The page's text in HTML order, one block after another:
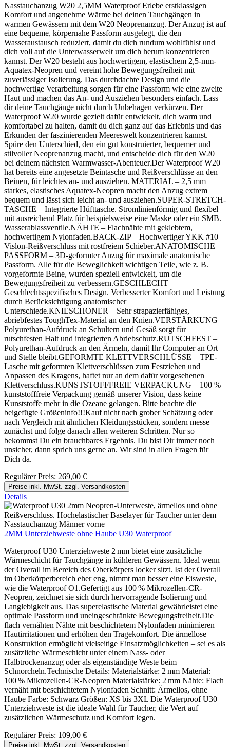
Nasstauchanzug W20 2,5MM Waterproof Erlebe erstklassigen
Komfort und angenehme Wärme bei deinen Tauchgängen in
warmen Gewässern mit dem W20 Neoprenanzug. Der Anzug ist auf
eine bequeme, körpernahe Passform ausgelegt, die den
Wasseraustausch reduziert, damit du dich rundum wohlfühlst und
dich voll auf die Unterwasserwelt um dich herum konzentrieren
kannst. Der W20 besteht aus hochwertigem, elastischem 2,5-mm-
Aquatex-Neopren und vereint hohe Bewegungsfreiheit mit
zuverlässiger Isolierung. Das durchdachte Design und die
hochwertige Verarbeitung sorgen für eine Passform wie eine zweite
Haut und machen das An- und Ausziehen besonders einfach. Lass
dir deine Tauchgänge nicht durch Unbehagen verkürzen. Der
Waterproof W20 wurde gezielt dafür entwickelt, dich warm und
komfortabel zu halten, damit du dich ganz auf das Erlebnis und das
Erkunden der faszinierenden Meereswelt konzentrieren kannst.
Spüre den Unterschied, den ein gut konstruierter, bequemer und
stilvoller Neoprenanzug macht, und entscheide dich für den W20
bei deinem nächsten Warmwasser-Abenteuer.Der Waterproof W20
hat bereits eine angesetzte Beintasche und Reißverschlüsse an den
Beinen, für leichtes an- und ausziehen. MATERIAL – 2,5 mm
starkes, elastisches Aquatex-Neopren macht den Anzug extrem
bequem und lässt sich leicht an- und ausziehen.SUPER-STRETCH-
TASCHE – Integrierte Hüfttasche. Stromlinienförmig und flexibel
mit ausreichend Platz für beispielsweise eine Maske oder ein SMB.
Wasserablassventile.NÄHTE – Flachnähte mit geklebtem,
hochwertigem Nylonfaden.BACK-ZIP – Hochwertiger YKK #10
Vislon-Reißverschluss mit rostfreiem Schieber.ANATOMISCHE
PASSFORM – 3D-geformter Anzug für maximale anatomische
Passform. Alle für die Beweglichkeit wichtigen Teile, wie z. B.
vorgeformte Beine, wurden speziell entwickelt, um die
Bewegungsfreiheit zu verbessern.GESCHLECHT –
Geschlechtsspezifisches Design. Verbesserter Komfort und Leistung
durch Berücksichtigung anatomischer
Unterschiede.KNIESCHONER – Sehr strapazierfähiges,
abriebfestes ToughTex-Material an den Knien.VERSTÄRKUNG –
Polyurethan-Aufdruck an Schultern und Gesäß sorgt für
rutschfesten Halt und integrierten Abriebschutz.RUTSCHFEST –
Polyurethan-Aufdruck an den Ärmeln, damit Ihr Computer an Ort
und Stelle bleibt.GEFORMTE KLETTVERSCHLÜSSE – TPE-
Lasche mit geformten Klettverschlüssen zum Festziehen und
Anpassen des Kragens, haftet nur an dem dafür vorgesehenen
Klettverschluss.KUNSTSTOFFFREIE VERPACKUNG – 100 %
kunststofffreie Verpackung gemäß unserer Vision, dass keine
Kunststoffe mehr in die Ozeane gelangen. Bitte beachte die
beigefügte Größeninfo!!!Kauf nicht nach grober Schätzung oder
nach Vergleich mit ähnlichen Kleidungsstücken, sondern messe
zunächst und folge danach allen weiteren Schritten. Nur so
bekommst Du ein brauchbares Ergebnis. Du bist Dir immer noch
unsicher, dann sprich uns gerne an. Wir sind in allen Fragen für
Dich da.
Regulärer Preis: 269,00 €
Preise inkl. MwSt. zzgl. Versandkosten
Details
2MM Unterziehweste ohne Haube U30 Waterproof
Waterproof U30 Unterziehweste 2 mm bietet eine zusätzliche
Wärmeschicht für Tauchgänge in kühleren Gewässern. Ideal wenn
der Overall im Bereich des Oberkörpers locker sitzt. Ist der Overall
im Oberkörperbereich eher eng, nimmt man besser eine Eisweste,
wie die Waterproof O1.Gefertigt aus 100 % Mikrozellen-CR-
Neopren, zeichnet sie sich durch hervorragende Isolierung und
Langlebigkeit aus. Das superelastische Material gewährleistet eine
optimale Passform und uneingeschränkte Bewegungsfreiheit.Die
flach vernähten Nähte mit beschichtetem Nylonfaden minimieren
Hautirritationen und erhöhen den Tragekomfort. Die ärmellose
Konstruktion ermöglicht vielseitige Einsatzmöglichkeiten – sei es als
zusätzliche Wärmeschicht unter einem Nass- oder
Halbtrockenanzug oder als eigenständige Weste beim
Schnorcheln.Technische Details: Materialstärke: 2 mm Material:
100 % Mikrozellen-CR-Neopren Materialstärke: 2 mm Nähte: Flach
vernäht mit beschichtetem Nylonfaden Schnitt: Ärmellos, ohne
Haube Farbe: Schwarz Größen: XS bis 3XL Die Waterproof U30
Unterziehweste ist die ideale Wahl für Taucher, die Wert auf
zusätzlichen Wärmeschutz und Komfort legen.
Regulärer Preis: 109,00 €
Preise inkl. MwSt. zzgl. Versandkosten